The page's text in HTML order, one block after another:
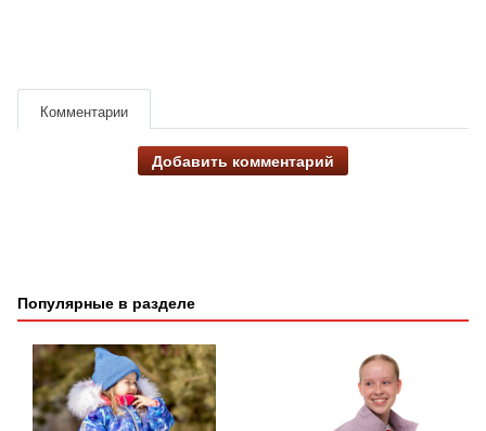
Комментарии
Добавить комментарий
Популярные в разделе